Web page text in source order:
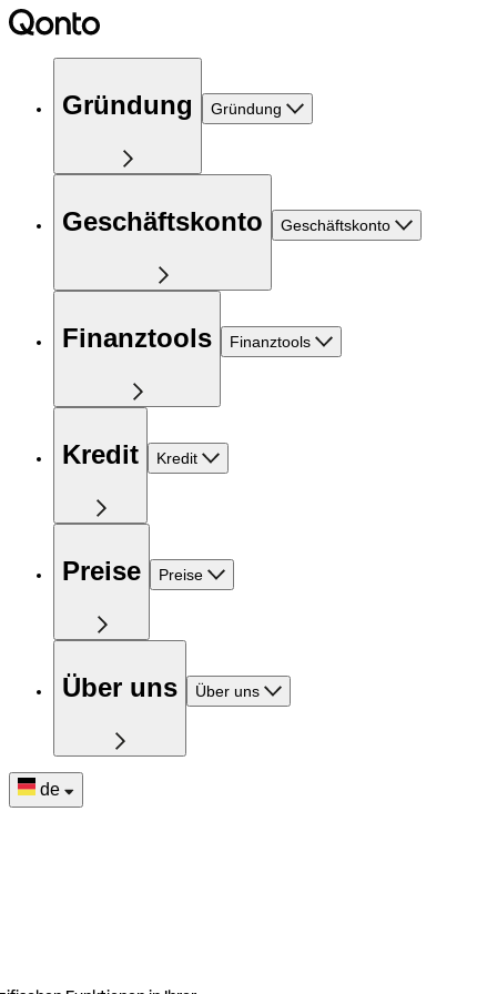
Gründung Gründung
Geschäftskonto Geschäftskonto
Finanztools Finanztools
Kredit Kredit
Preise Preise
Über uns Über uns
de